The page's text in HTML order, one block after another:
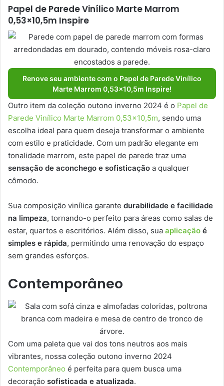
Papel de Parede Vinílico Marte Marrom
0,53×10,5m Inspire
Renove seu ambiente com o Papel de Parede Vinílico
Marte Marrom 0,53×10,5m Inspire!
Outro item da coleção outono inverno 2024 é o Papel de
Parede Vinílico Marte Marrom 0,53×10,5m, sendo uma
escolha ideal para quem deseja transformar o ambiente
com estilo e praticidade. Com um padrão elegante em
tonalidade marrom, este papel de parede traz uma
sensação de aconchego e sofisticação a qualquer
cômodo.
Sua composição vinílica garante durabilidade e facilidade
na limpeza, tornando-o perfeito para áreas como salas de
estar, quartos e escritórios. Além disso, sua aplicação é
simples e rápida, permitindo uma renovação do espaço
sem grandes esforços.
Contemporâneo
Com uma paleta que vai dos tons neutros aos mais
vibrantes, nossa coleção outono inverno 2024
Contemporâneo é perfeita para quem busca uma
decoração sofisticada e atualizada.